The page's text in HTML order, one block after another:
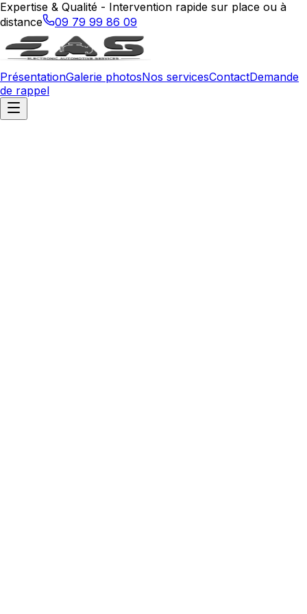
Expertise & Qualité - Intervention rapide sur place ou à
distance
09 79 99 86 09
PrésentationGalerie photosNos servicesContactDemande
de rappel